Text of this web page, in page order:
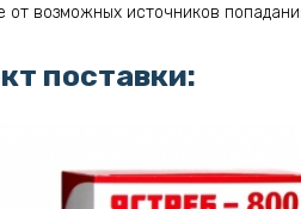
возможных источников
поставки: